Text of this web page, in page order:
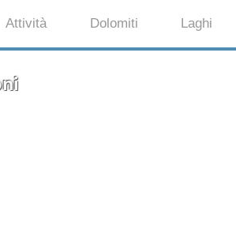
Attività Dolomiti Laghi